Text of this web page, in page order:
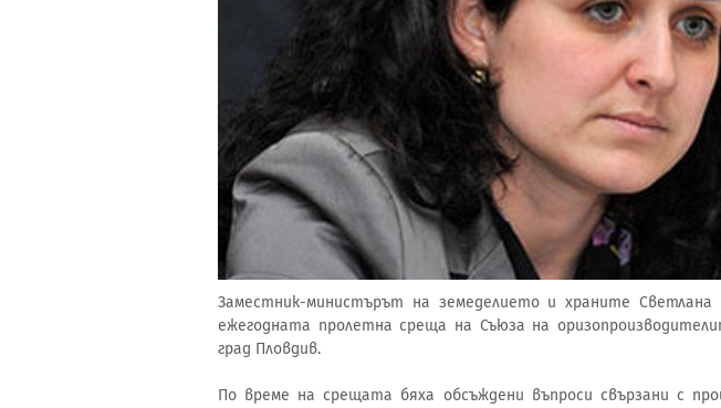
Заместник-министърът на земеделието и храните Светлана
ежегодната пролетна среща на Съюза на
град Пловдив.
По време на срещата бяха обсъждени въпроси свързани с